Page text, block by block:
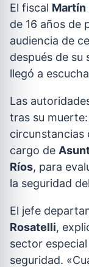
El fiscal Martín
de 16 años de
audiencia de
después de su
llegó a
Las
tras su
circunstancias
cargo de
Ríos, para
la seguridad
El jefe
Rosatelli,
sector
seguridad.